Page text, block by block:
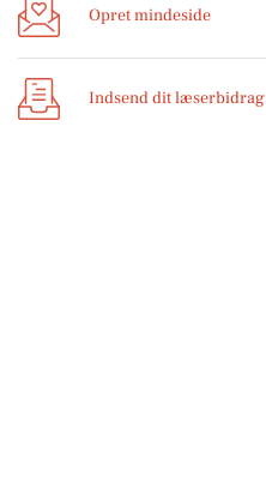
Opret mindeside
Indsend dit læserbidrag